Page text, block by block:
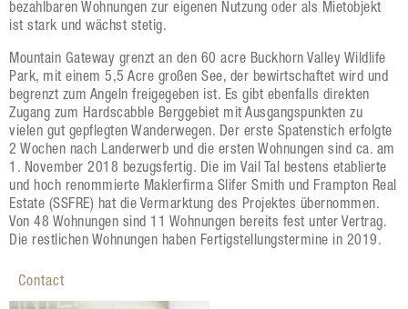
bezahlbaren Wohnungen zur eigenen Nutzung oder als Mietobjekt
ist stark und wächst stetig.
Mountain Gateway grenzt an den 60 acre Buckhorn Valley Wildlife
Park, mit einem 5,5 Acre großen See, der bewirtschaftet wird und
begrenzt zum Angeln freigegeben ist. Es gibt ebenfalls direkten
Zugang zum Hardscabble Berggebiet mit Ausgangspunkten zu
vielen gut gepflegten Wanderwegen. Der erste Spatenstich erfolgte
2 Wochen nach Landerwerb und die ersten Wohnungen sind ca. am
1. November 2018 bezugsfertig. Die im Vail Tal bestens etablierte
und hoch renommierte Maklerfirma Slifer Smith und Frampton Real
Estate (SSFRE) hat die Vermarktung des Projektes übernommen.
Von 48 Wohnungen sind 11 Wohnungen bereits fest unter Vertrag.
Die restlichen Wohnungen haben Fertigstellungstermine in 2019.
Contact